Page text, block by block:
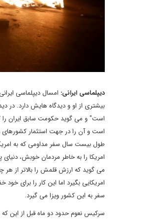
دیپلماسی ایرانی: امسال دیپلماسی
بیشتری از او و دیدگاه هایش دارد. در
است" و می گوید حکومت سابق ایران
است و آن را در جهت استثمار کشورهای
طول بیست سال سفر مداومی که به
امریکا را به خاطر مردمان خوبش،
می گوید که ارزش قلمش را بالاتر از
امریکایی بگیرد اما این کار را برای
سفر به این کشور ویزا می گیرد.
سرکیس نعوم حدود دو ماه قبل از این که